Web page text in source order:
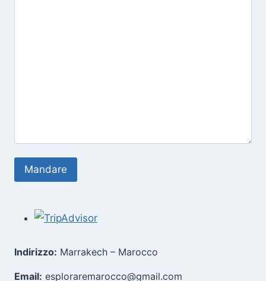
Indirizzo: Marrakech – Marocco
Email: esploraremarocco@gmail.com